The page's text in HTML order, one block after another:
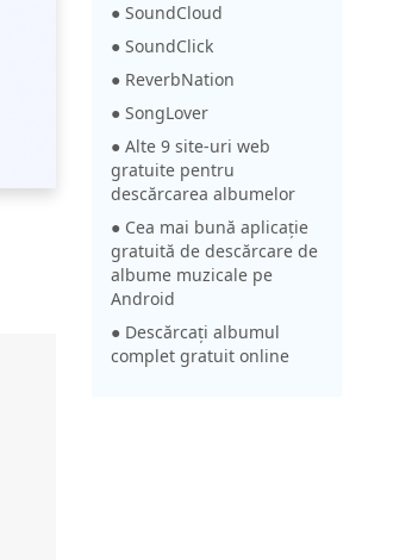
● SoundCloud
● SoundClick
● ReverbNation
● SongLover
● Alte 9 site-uri web
gratuite pentru
descărcarea albumelor
● Cea mai bună aplicație
gratuită de descărcare de
albume muzicale pe
Android
● Descărcați albumul
complet gratuit online